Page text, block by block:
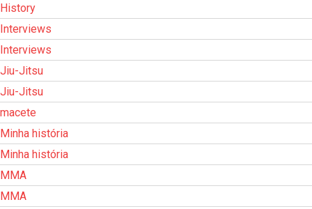
History
Interviews
Interviews
Jiu-Jitsu
Jiu-Jitsu
macete
Minha história
Minha história
MMA
MMA